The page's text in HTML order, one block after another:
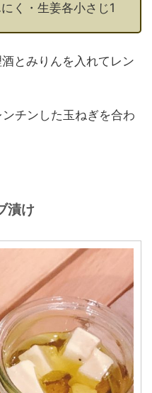
く・生姜各小さじ1
とみりんを入れてレン
チンした玉ねぎを合わ
漬け